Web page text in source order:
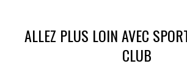
ALLEZ PLUS LOIN AVEC
CLUB